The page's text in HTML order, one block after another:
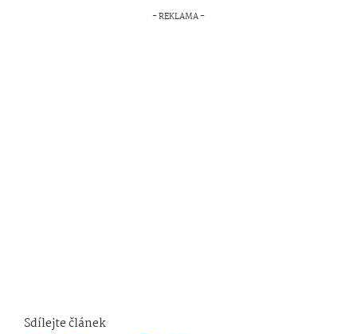
Sdílejte článek